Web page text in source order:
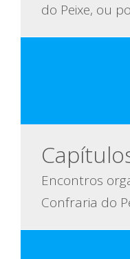
do Peixe, ou
Encontros
Confraria do